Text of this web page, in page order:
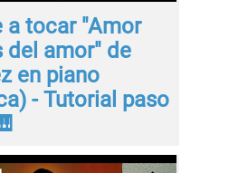
a tocar "Amor
del amor" de
en piano
- Tutorial paso